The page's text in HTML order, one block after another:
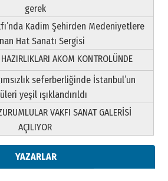
gerek
Kadim Şehirden Medeniyetlere
Hat Sanatı Sergisi
AKOM KONTROLÜNDE
seferberliğinde İstanbul’un
yeşil ışıklandırıldı
VAKFI SANAT GALERİSİ
AÇILIYOR
YAZARLAR
Yeri
Gündoğdu
ÜÇ KIZI
2026 Perşembe
Sebahattin Şirin’e
Pazartesi